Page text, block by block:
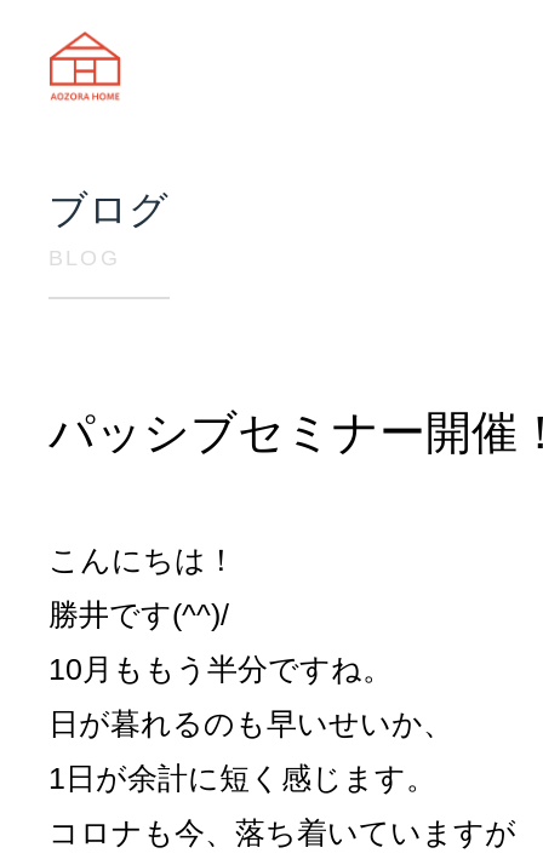
ブログ
BLOG
パッシブセミナー開催
こんにちは！
勝井です(^^)/
10月ももう半分ですね。
日が暮れるのも早いせいか、
1日が余計に短く感じます。
コロナも今、落ち着いていますが